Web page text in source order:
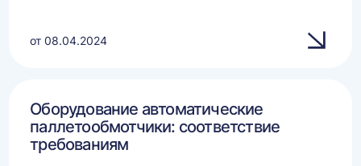
от 08.04.2024
Оборудование автоматические
паллетообмотчики: соответствие
требованиям